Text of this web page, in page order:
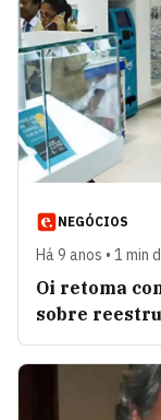
NEGÓCIOS
Há 9 anos • 1 min
Oi retoma
sobre